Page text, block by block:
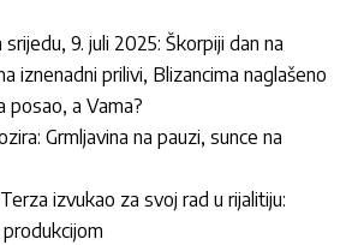
9. juli 2025: Škorpiji dan na
iznenadni prilivi, Blizancima naglašeno
posao, a Vama?
Grmljavina na pauzi, sunce na
izvukao za svoj rad u rijalitiju: